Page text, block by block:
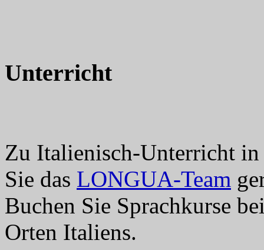
Unterricht
Zu Italienisch-Unterricht
Sie das LONGUA-Team
Buchen Sie Sprachkurse
Orten Italiens.